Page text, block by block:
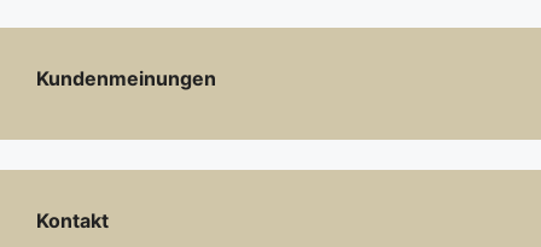
Kundenmeinungen
Kontakt